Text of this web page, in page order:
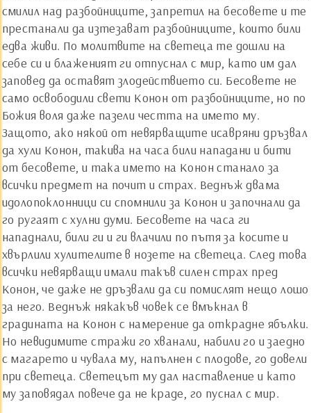
смилил над разбойниците, запретил на бесовете и те
престанали да изтезават разбойниците, които били
едва живи. По молитвите на светеца те дошли на
себе си и блаженият ги отпуснал с мир, като им дал
заповед да оставят злодействието си. Бесовете не
само освободили свети Конон от разбойниците, но по
Божия воля даже пазели честта на името му.
Защото, ако някой от невярващите исавряни дръзвал
да хули Конон, такива на часа били нападани и бити
от бесовете, и така името на Конон станало за
всички предмет на почит и страх. Веднъж двама
идолопоклонници си спомнили за Конон и започнали да
го ругаят с хулни думи. Бесовете на часа ги
нападнали, били ги и ги влачили по пътя за косите и
хвърлили хулителите в нозете на светеца. След това
всички невярващи имали такъв силен страх пред
Конон, че даже не дръзвали да си помислят нещо лошо
за него. Веднъж някакъв човек се вмъкнал в
градината на Конон с намерение да открадне ябълки.
Но невидимите стражи го хванали, набили го и заедно
с магарето и чувала му, напълнен с плодове, го довели
при светеца. Светецът му дал наставление и като
му заповядал повече да не краде, го пуснал с мир.